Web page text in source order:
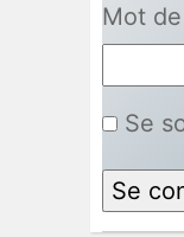
Mot
Se